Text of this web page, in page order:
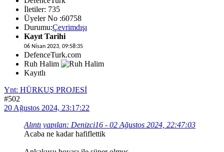
İletiler: 735
Üyeler No :60758
Durumu:Çevrimdışı
Kayıt Tarihi
06 Nisan 2023, 09:58:35
DefenceTurk.com
Ruh Halim
Kayıtlı
Ynt: HÜRKUŞ PROJESİ
#502
20 Ağustos 2024, 23:17:22
Alıntı yapılan: Denizci16 - 02 Ağustos 2024, 22:47:03
Acaba ne kadar hafiflettik